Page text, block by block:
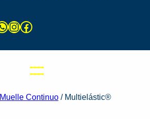
Muelle Continuo/ Multielástic®